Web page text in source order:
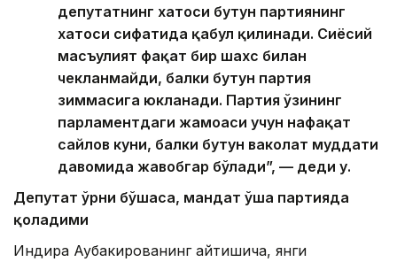
депутатнинг хатоси бутун партиянинг
хатоси сифатида қабул қилинади. Сиёсий
масъулият фақат бир шахс билан
чекланмайди, балки бутун партия
зиммасига юкланади. Партия ўзининг
парламентдаги жамоаси учун нафақат
сайлов куни, балки бутун ваколат муддати
давомида жавобгар бўлади”, — деди у.
Депутат ўрни бўшаса, мандат ўша партияда
қоладими
Индира Аубакированинг айтишича, янги